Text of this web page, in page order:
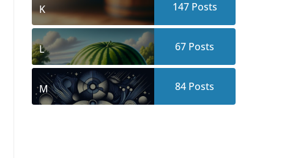
K 147Posts
L 67 Posts
M 84 Posts